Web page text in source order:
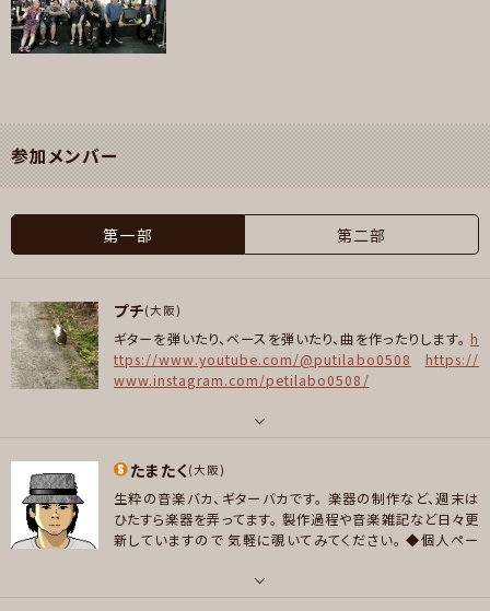
参加メンバー
第一部 第二部
プチ(大阪)
ギターを弾いたり、ベースを弾いたり、曲を作ったりします。 h
ttps://www.youtube.com/@putilabo0508
https://
www.instagram.com/petilabo0508/
ギター , ベース
好きなアーティスト
ライド、ミーターズ、チリビーンズ ほか
たまたく (大阪)
生粋の音楽バカ、ギターバカです。 楽器の制作など、週末は
ひたすら楽器を弄ってます。 製作過程や音楽雑記など日々更
新していますので 気軽に覗いてみてください。 ◆個人ペー
https://www.facebook.com/taku